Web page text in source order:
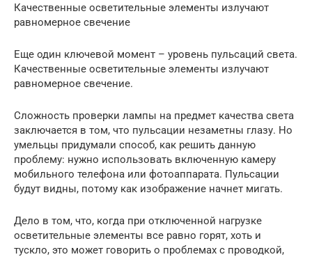
Качественные осветительные элементы излучают
равномерное свечение
Еще один ключевой момент – уровень пульсаций света.
Качественные осветительные элементы излучают
равномерное свечение.
Сложность проверки лампы на предмет качества света
заключается в том, что пульсации незаметны глазу. Но
умельцы придумали способ, как решить данную
проблему: нужно использовать включенную камеру
мобильного телефона или фотоаппарата. Пульсации
будут видны, потому как изображение начнет мигать.
Дело в том, что, когда при отключенной нагрузке
осветительные элементы все равно горят, хоть и
тускло, это может говорить о проблемах с проводкой,